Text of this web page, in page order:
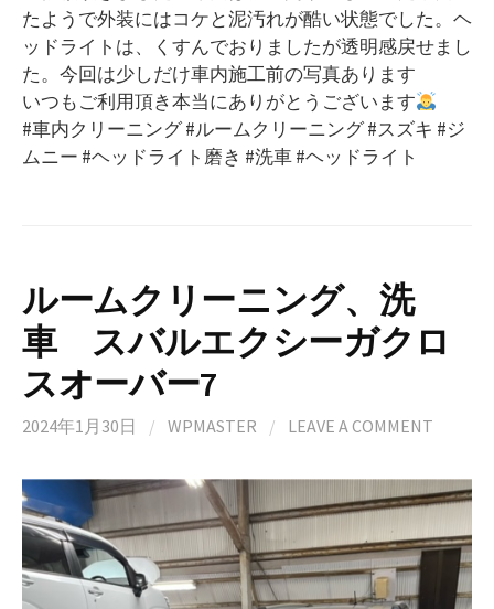
たようで外装にはコケと泥汚れが酷い状態でした。ヘ
ッドライトは、くすんでおりましたが透明感戻せまし
た。今回は少しだけ車内施工前の写真あります
いつもご利用頂き本当にありがとうございます
#車内クリーニング #ルームクリーニング #スズキ #ジ
ムニー #ヘッドライト磨き #洗車 #ヘッドライト
ルームクリーニング、洗
車 スバルエクシーガクロ
スオーバー7
2024年1月30日 / WPMASTER / LEAVE A COMMENT